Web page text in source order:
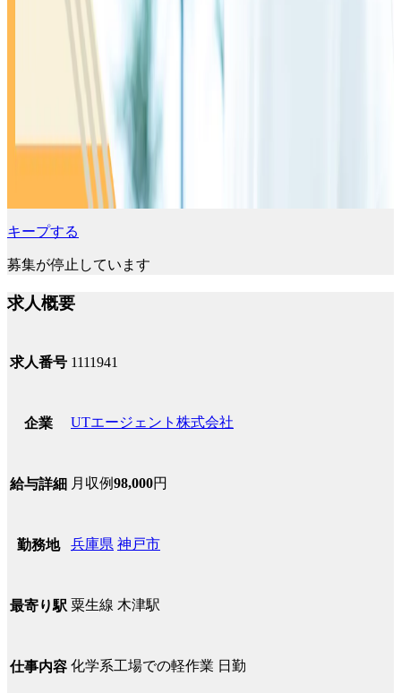
キープする
募集が停止しています
求人概要
求人番号 1111941
企業 UTエージェント株式会社
給与詳細 月収例98,000円
勤務地 兵庫県 神戸市
最寄り駅 粟生線 木津駅
仕事内容 化学系工場での軽作業 日勤